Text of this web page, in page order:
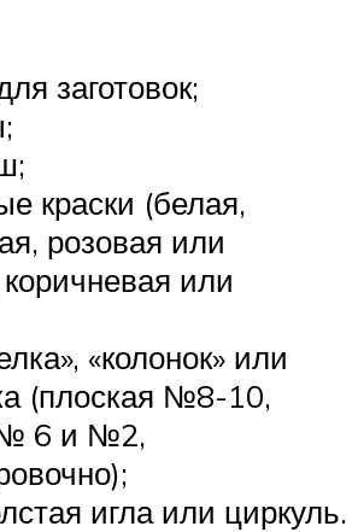
заготовок;
краски (белая,
розовая или
или
«колонок» или
(плоская №8-10,
№ 6 и №2,
игла или циркуль.